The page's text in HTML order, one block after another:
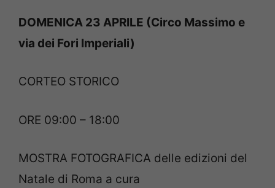
DOMENICA 23 APRILE (Circo Massimo e
via dei Fori Imperiali)
CORTEO STORICO
ORE 09:00 – 18:00
MOSTRA FOTOGRAFICA delle edizioni del
Natale di Roma a cura